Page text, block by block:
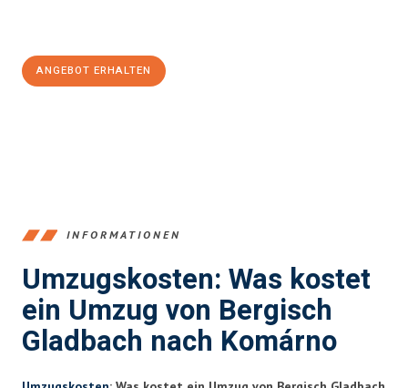
ANGEBOT ERHALTEN
INFORMATIONEN
Umzugskosten: Was kostet
ein Umzug von Bergisch
Gladbach nach Komárno